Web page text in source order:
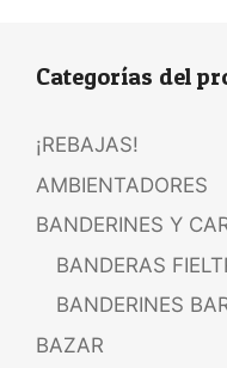
Categorías del
¡REBAJAS!
AMBIENTADORES
BANDERINES Y
BANDERAS
BANDERINES
BAZAR